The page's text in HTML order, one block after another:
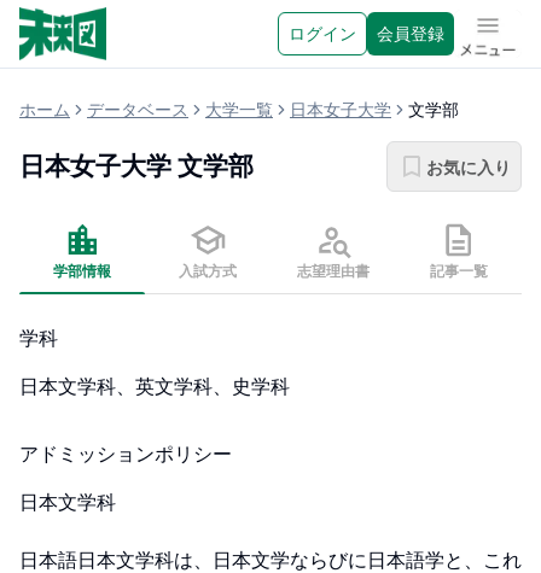
ログイン 会員登録 メニュ
ホーム データベース 大学一覧 日本女子大学 文学部
日本女子大学 文学部 お気に入り
学部情報 入試方式 志望理由書 記事一覧
学科
日本文学科、英文学科、史学科
アドミッションポリシー
日本文学科
日本語日本文学科は、日本文学ならびに日本語学と、これ